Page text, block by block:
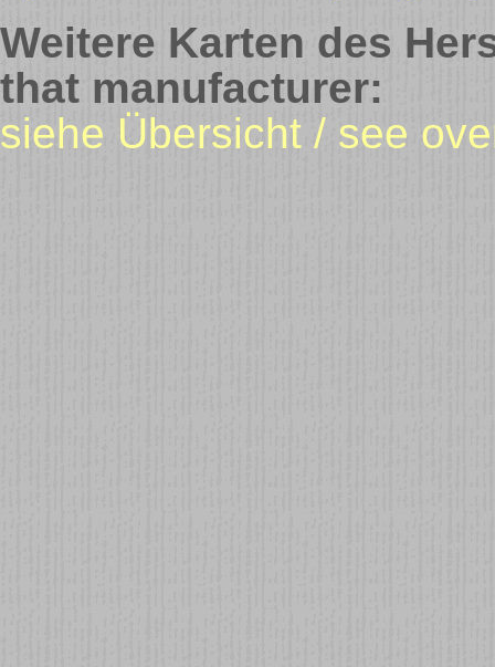
Weitere Karten des
that manufacturer:
siehe Übersicht / see